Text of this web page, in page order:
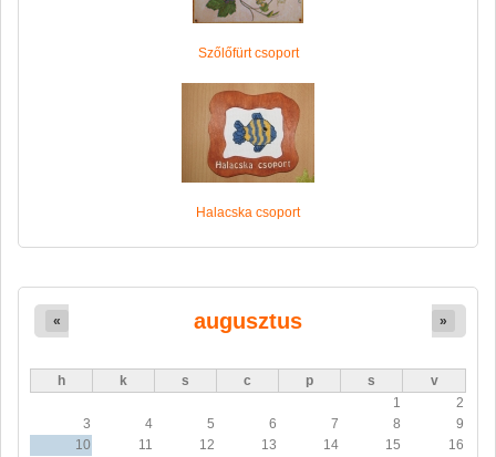
Szőlőfürt csoport
Halacska csoport
augusztus
« »
h k s c p s
v
1
2
3
4 5 6 7 8
9
10
11 12 13 14 15
16